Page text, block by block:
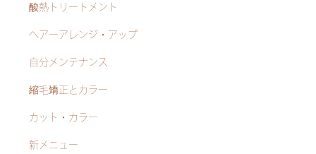
酸熱トリートメント
ヘアーアレンジ・アップ
自分メンテナンス
縮毛矯正とカラー
カット・カラー
新メニュー